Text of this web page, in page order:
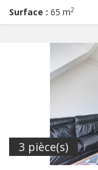
Surface : 65 m2
3 pièce(s)